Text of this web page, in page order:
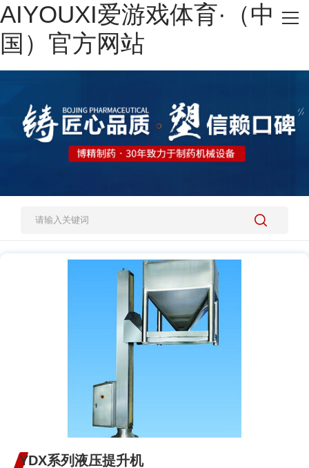
AIYOUXI爱游戏体育·（中
国）官方网站
网站AIYOUXI爱游戏体育·（中国）官方网站
热销产品
新闻资讯
人才招聘
YDX系列液压提升机